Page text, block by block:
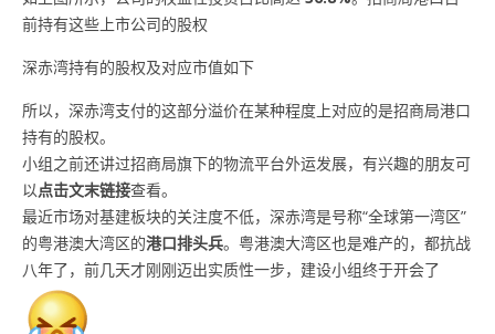
前持有这些上市公司的股权
深赤湾持有的股权及对应市值如下
所以，深赤湾支付的这部分溢价在某种程度上对应的是招商局港口
持有的股权。
小组之前还讲过招商局旗下的物流平台外运发展，有兴趣的朋友可
以点击文末链接查看。
最近市场对基建板块的关注度不低，深赤湾是号称“全球第一湾区”
的粤港澳大湾区的港口排头兵。粤港澳大湾区也是难产的，都抗战
八年了，前几天才刚刚迈出实质性一步，建设小组终于开会了